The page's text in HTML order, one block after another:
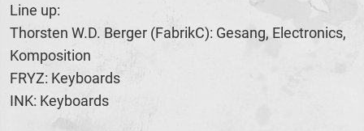
Line up:
Thorsten W.D. Berger (FabrikC): Gesang, Electronics,
Komposition
FRYZ: Keyboards
INK: Keyboards